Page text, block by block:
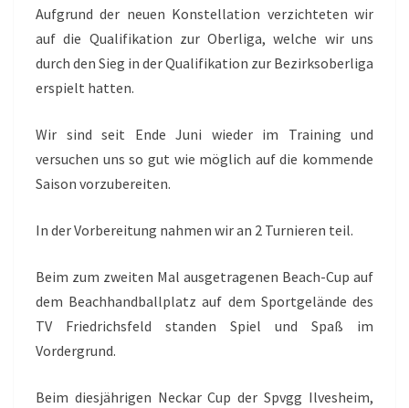
Aufgrund der neuen Konstellation verzichteten wir
auf die Qualifikation zur Oberliga, welche wir uns
durch den Sieg in der Qualifikation zur Bezirksoberliga
erspielt hatten.
Wir sind seit Ende Juni wieder im Training und
versuchen uns so gut wie möglich auf die kommende
Saison vorzubereiten.
In der Vorbereitung nahmen wir an 2 Turnieren teil.
Beim zum zweiten Mal ausgetragenen Beach-Cup auf
dem Beachhandballplatz auf dem Sportgelände des
TV Friedrichsfeld standen Spiel und Spaß im
Vordergrund.
Beim diesjährigen Neckar Cup der Spvgg Ilvesheim,